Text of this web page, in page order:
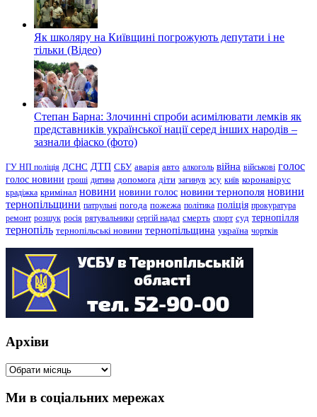
Як школяру на Київщині погрожують депутати і не
тільки (Відео)
Степан Барна: Злочинні спроби асимілювати лемків як
представників української нації серед інших народів –
зазнали фіаско (фото)
ГУ НП поліція ДСНС ДТП СБУ аварія авто алкоголь війна військові голос
голос новини гроші дитина допомога діти загинув зсу київ коронавірус
крадіжка кримінал новини новини голос новини тернополя новини
тернопільщини патрульні погода пожежа політика поліція прокуратура
ремонт розшук росія рятувальники сергій надал смерть спорт суд тернопілля
тернопіль тернопільські новини тернопільщина україна чортків
Архіви
Архіви
Ми в соціальних мережах